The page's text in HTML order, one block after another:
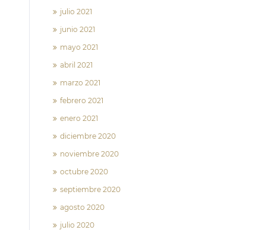
julio 2021
junio 2021
mayo 2021
abril 2021
marzo 2021
febrero 2021
enero 2021
diciembre 2020
noviembre 2020
octubre 2020
septiembre 2020
agosto 2020
julio 2020